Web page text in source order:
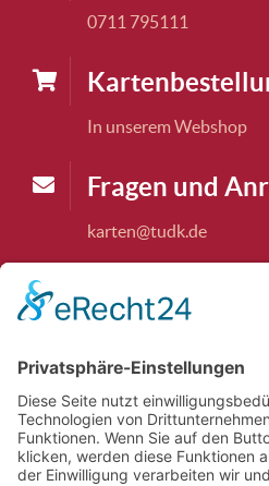
0711 795111
In unserem Webshop
Fragen und
karten@tudk.de
Theaterkasse
15:00 bis 18.00 Uhr,
jeder Vorstellung
14.07.2026 und nicht